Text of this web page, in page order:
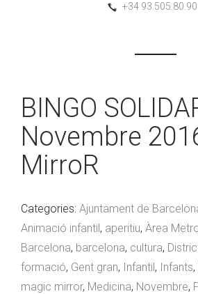
+34 93.505.80.90
BINGO
Novembre
MirroR
Categories: Ajuntament de
Animació infantil, aperitiu, Àrea
Barcelona, barcelona, cultura,
formació, Gent gran, Infantil, Infants,
magic mirror, Medicina, Novembre,